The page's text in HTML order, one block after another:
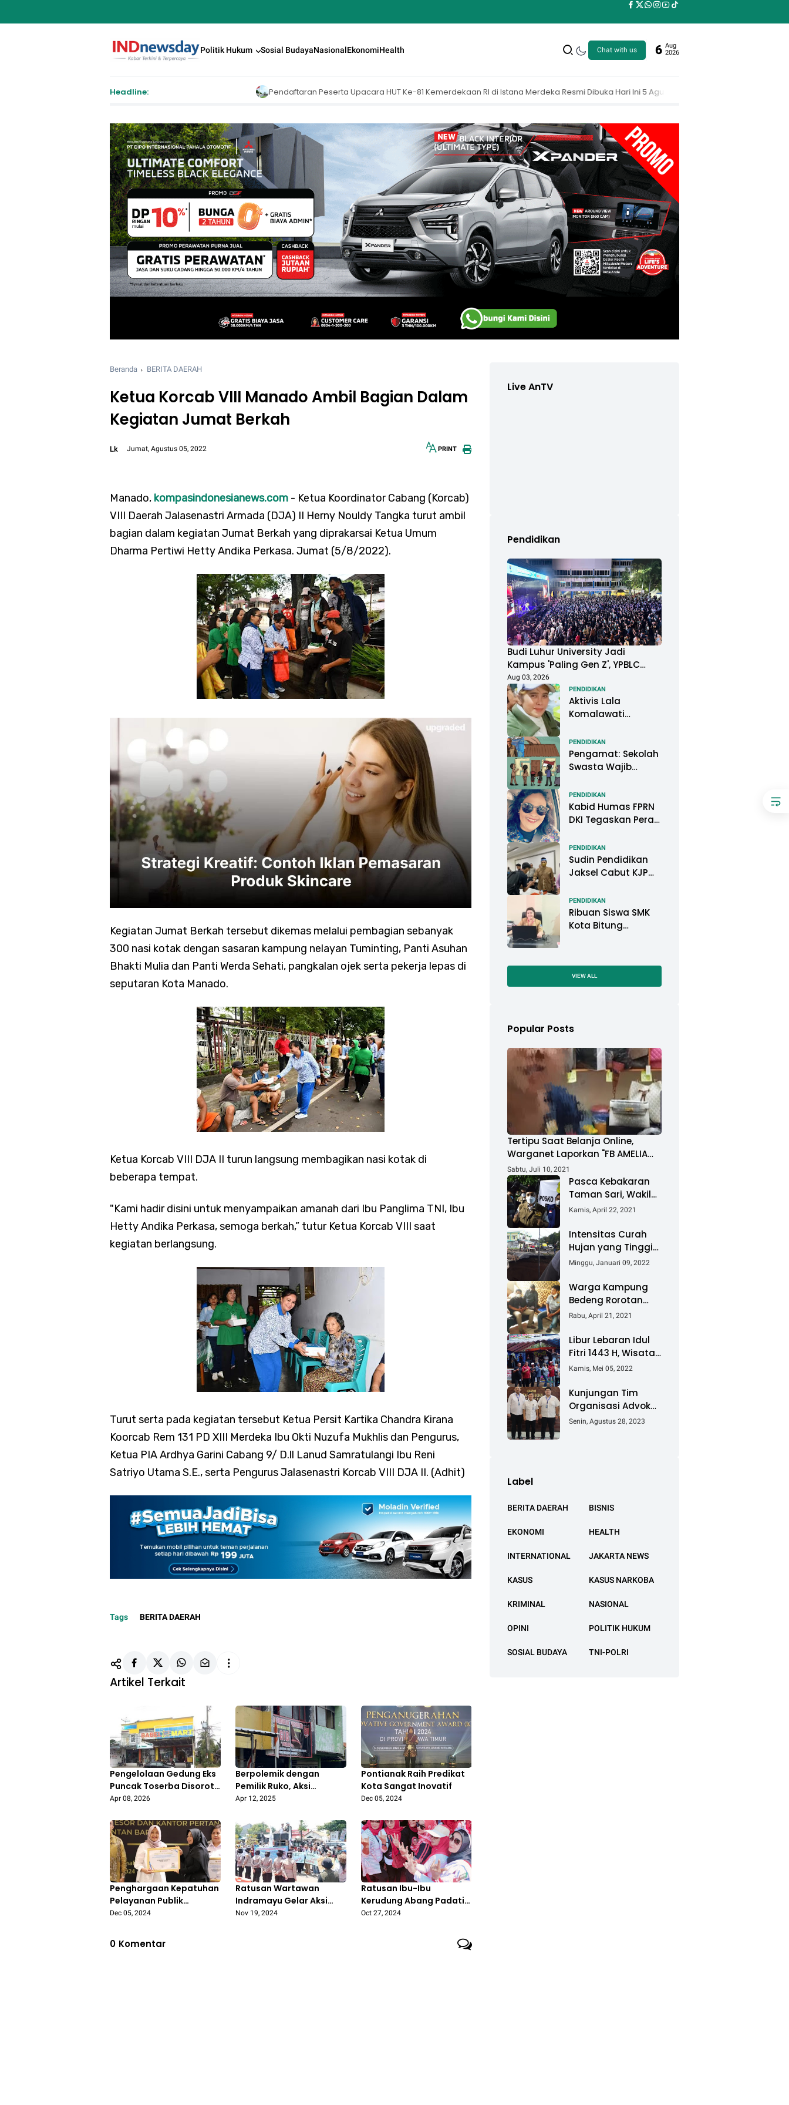
Politik Hukum Sosial BudayaNasionalEkonomiHealth Chat with us 6 Aug
2026
Headline: Pendaftaran Peserta Upacara HUT Ke-81 Kemerdekaan RI di Istana Merdeka Resmi Dibuka Hari Ini 5 Agustus 2026 MAKI Dorong KPK Buka Nama Pejabat yang
Beranda BERITA DAERAH
Ketua Korcab VIII Manado Ambil Bagian Dalam
Kegiatan Jumat Berkah
Lk Jumat, Agustus 05, 2022 PRINT
Manado, kompasindonesianews.com - Ketua Koordinator Cabang (Korcab)
VIII Daerah Jalasenastri Armada (DJA) II Herny Nouldy Tangka turut ambil
bagian dalam kegiatan Jumat Berkah yang diprakarsai Ketua Umum
Dharma Pertiwi Hetty Andika Perkasa. Jumat (5/8/2022).
Kegiatan Jumat Berkah tersebut dikemas melalui pembagian sebanyak
300 nasi kotak dengan sasaran kampung nelayan Tuminting, Panti Asuhan
Bhakti Mulia dan Panti Werda Sehati, pangkalan ojek serta pekerja lepas di
seputaran Kota Manado.
Ketua Korcab VIII DJA II turun langsung membagikan nasi kotak di
beberapa tempat.
"Kami hadir disini untuk menyampaikan amanah dari Ibu Panglima TNI, Ibu
Hetty Andika Perkasa, semoga berkah,” tutur Ketua Korcab VIII saat
kegiatan berlangsung.
Turut serta pada kegiatan tersebut Ketua Persit Kartika Chandra Kirana
Koorcab Rem 131 PD XIII Merdeka Ibu Okti Nuzufa Mukhlis dan Pengurus,
Ketua PIA Ardhya Garini Cabang 9/ D.ll Lanud Samratulangi Ibu Reni
Satriyo Utama S.E., serta Pengurus Jalasenastri Korcab VIII DJA II. (Adhit)
Tags BERITA DAERAH
Artikel Terkait
Pengelolaan Gedung Eks
Puncak Toserba Disorot,
DPRD Pertanyakan Aspek
Aset Daerah
Apr 08, 2026
Berpolemik dengan
Pemilik Ruko, Aksi
Sekelompok Oknum
Duren Jaya Bekasi Resah
Apr 12, 2025
Pontianak Raih Predikat
Kota Sangat Inovatif
Dec 05, 2024
Penghargaan Kepatuhan
Pelayanan Publik
Pontianak Tertinggi ke-
Dec 05, 2024
Ratusan Wartawan
Indramayu Gelar Aksi
Unjuk Rasa dan Boikot
Nov 19, 2024
Ratusan Ibu-Ibu
Kerudung Abang Padati
Lapangan Janggleng
Oct 27, 2024
0 Komentar
Live AnTV
Pendidikan
Budi Luhur University Jadi
Kampus 'Paling Gen Z', YPBLC
Dukung Mahasiswa Gelar
Festival Musik Berkapasitas
Ribuan Penonton
Aug 03, 2026
PENDIDIKAN
Aktivis Lala
Komalawati
Mariana: Jangan
Abaikan Psikologis
Anak di Tengah
PENDIDIKAN
Pengamat: Sekolah
Swasta Wajib
Pemkot Pontianak
PENDIDIKAN
Kabid Humas FPRN
DKI Tegaskan Peran
Pendidikan Tangani
Kasus
Perundungan
PENDIDIKAN
Sudin Pendidikan
Jaksel Cabut KJP
Langgar Konvensi
Hak Anak
PENDIDIKAN
Ribuan Siswa SMK
Kota Bitung
Ajaran 2022-2023
VIEW ALL
Popular Posts
Tertipu Saat Belanja Online,
Warganet Laporkan "FB AMELIA
ACHMAD"
Sabtu, Juli 10, 2021
Pasca Kebakaran
Taman Sari, Wakil
Walikota Kunjungi
Dan Salurkan
Bantuan
Kamis, April 22, 2021
Intensitas Curah
Hujan yang Tinggi
Akibatkan Jalan
Nyaris Putus
Minggu, Januari 09, 2022
Warga Kampung
Bedeng Rorotan
Jakarta Utara,
Pembebasan Lahan
Tol Cibitung -
Cilincing
Rabu, April 21, 2021
Libur Lebaran Idul
Fitri 1443 H, Wisata
Air Tambak Asmara
Ribuan Pengunjung
Kamis, Mei 05, 2022
Kunjungan Tim
Organisasi Advokat
(OA) Peradi Utama
Senin, Agustus 28, 2023
Label
BERITA DAERAH BISNIS
EKONOMI HEALTH
INTERNATIONAL JAKARTA NEWS
KASUS KASUS NARKOBA
KRIMINAL NASIONAL
OPINI POLITIK HUKUM
SOSIAL BUDAYA TNI-POLRI